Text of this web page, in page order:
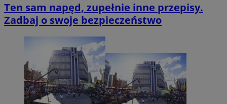
Ten sam napęd, zupełnie inne przepisy.
Zadbaj o swoje bezpieczeństwo